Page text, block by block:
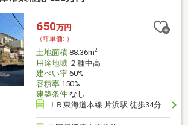
せんか？営業時間外でも対応可能です。相談
。 【株式会社さくら不動産 055-988-
650万円
（坪単価:-）
土地面積88.36m2
用途地域２種中高
建ぺい率60%
容積率150%
建築条件なし
ＪＲ東海道本線 片浜駅 徒歩34分